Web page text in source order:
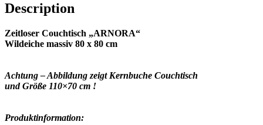
Description
Zeitloser Couchtisch „ARNORA“
Wildeiche massiv 80 x 80 cm
Achtung – Abbildung zeigt Kernbuche Couchtisch
und Größe 110×70 cm !
Produktinformation: